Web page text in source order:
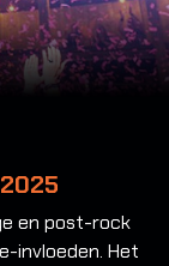
en post-rock
invloeden. Het